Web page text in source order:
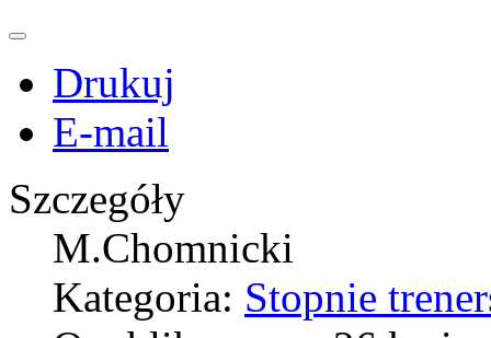
Drukuj
E-mail
Szczegóły
M.Chomnicki
Kategoria: Stopnie